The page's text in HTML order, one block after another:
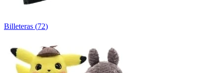
Billeteras (72)